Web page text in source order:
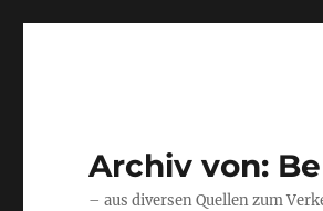
Archiv von:
– aus diversen Quellen zum